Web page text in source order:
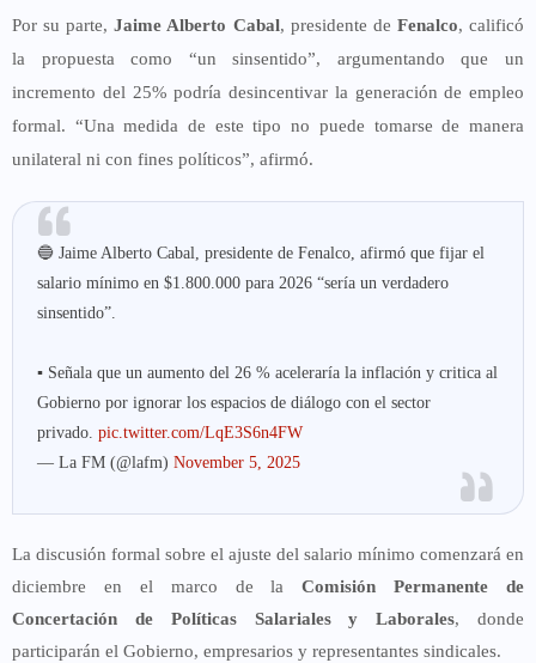
Por su parte,Jaime Alberto Cabal, presidente de Fenalco, calificó
la propuesta como “un sinsentido”, argumentando que un
incremento del 25% podría desincentivar la generación de empleo
formal. “Una medida de este tipo no puede tomarse de manera
unilateral ni con fines políticos”, afirmó.
🔵 Jaime Alberto Cabal, presidente de Fenalco, afirmó que fijar el
salario mínimo en $1.800.000 para 2026 “sería un verdadero
sinsentido”.
▪️ Señala que un aumento del 26 % aceleraría la inflación y critica al
Gobierno por ignorar los espacios de diálogo con el sector
privado. pic.twitter.com/LqE3S6n4FW
— La FM (@lafm) November 5, 2025
La discusión formal sobre el ajuste del salario mínimo comenzará en
diciembre en el marco de laComisión Permanente de
Concertación de Políticas Salariales y Laborales, donde
participarán el Gobierno, empresarios y representantes sindicales.